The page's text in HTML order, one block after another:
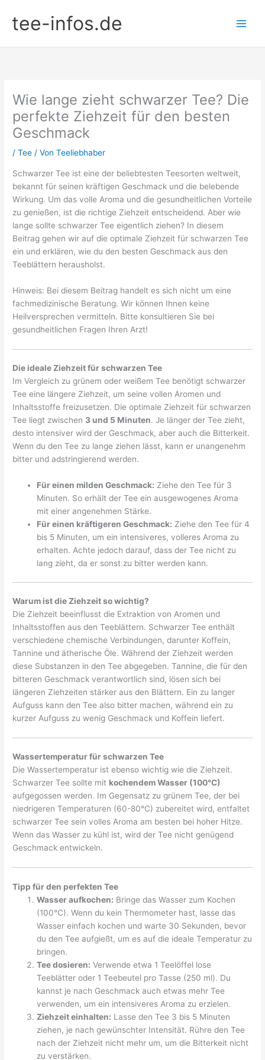
Inhalt
springen
tee-infos.de
Wie lange zieht schwarzer Tee? Die
perfekte Ziehzeit für den besten
Geschmack
/Tee / VonTeeliebhaber
Schwarzer Tee ist eine der beliebtesten Teesorten weltweit,
bekannt für seinen kräftigen Geschmack und die belebende
Wirkung. Um das volle Aroma und die gesundheitlichen Vorteile
zu genießen, ist die richtige Ziehzeit entscheidend. Aber wie
lange sollte schwarzer Tee eigentlich ziehen? In diesem
Beitrag gehen wir auf die optimale Ziehzeit für schwarzen Tee
ein und erklären, wie du den besten Geschmack aus den
Teeblättern herausholst.
Hinweis: Bei diesem Beitrag handelt es sich nicht um eine
fachmedizinische Beratung. Wir können Ihnen keine
Heilversprechen vermitteln. Bitte konsultieren Sie bei
gesundheitlichen Fragen Ihren Arzt!
Die ideale Ziehzeit für schwarzen Tee
Im Vergleich zu grünem oder weißem Tee benötigt schwarzer
Tee eine längere Ziehzeit, um seine vollen Aromen und
Inhaltsstoffe freizusetzen. Die optimale Ziehzeit für schwarzen
Tee liegt zwischen 3 und 5 Minuten. Je länger der Tee zieht,
desto intensiver wird der Geschmack, aber auch die Bitterkeit.
Wenn du den Tee zu lange ziehen lässt, kann er unangenehm
bitter und adstringierend werden.
Für einen milden Geschmack: Ziehe den Tee für 3
Minuten. So erhält der Tee ein ausgewogenes Aroma
mit einer angenehmen Stärke.
Für einen kräftigeren Geschmack: Ziehe den Tee für 4
bis 5 Minuten, um ein intensiveres, volleres Aroma zu
erhalten. Achte jedoch darauf, dass der Tee nicht zu
lang zieht, da er sonst zu bitter werden kann.
Warum ist die Ziehzeit so wichtig?
Die Ziehzeit beeinflusst die Extraktion von Aromen und
Inhaltsstoffen aus den Teeblättern. Schwarzer Tee enthält
verschiedene chemische Verbindungen, darunter Koffein,
Tannine und ätherische Öle. Während der Ziehzeit werden
diese Substanzen in den Tee abgegeben. Tannine, die für den
bitteren Geschmack verantwortlich sind, lösen sich bei
längeren Ziehzeiten stärker aus den Blättern. Ein zu langer
Aufguss kann den Tee also bitter machen, während ein zu
kurzer Aufguss zu wenig Geschmack und Koffein liefert.
Wassertemperatur für schwarzen Tee
Die Wassertemperatur ist ebenso wichtig wie die Ziehzeit.
Schwarzer Tee sollte mit kochendem Wasser (100°C)
aufgegossen werden. Im Gegensatz zu grünem Tee, der bei
niedrigeren Temperaturen (60-80°C) zubereitet wird, entfaltet
schwarzer Tee sein volles Aroma am besten bei hoher Hitze.
Wenn das Wasser zu kühl ist, wird der Tee nicht genügend
Geschmack entwickeln.
Tipp für den perfekten Tee
Wasser aufkochen: Bringe das Wasser zum Kochen
(100°C). Wenn du kein Thermometer hast, lasse das
Wasser einfach kochen und warte 30 Sekunden, bevor
du den Tee aufgießt, um es auf die ideale Temperatur zu
bringen.
Tee dosieren: Verwende etwa 1 Teelöffel lose
Teeblätter oder 1 Teebeutel pro Tasse (250 ml). Du
kannst je nach Geschmack auch etwas mehr Tee
verwenden, um ein intensiveres Aroma zu erzielen.
Ziehzeit einhalten: Lasse den Tee 3 bis 5 Minuten
ziehen, je nach gewünschter Intensität. Rühre den Tee
nach der Ziehzeit nicht mehr um, um die Bitterkeit nicht
zu verstärken.